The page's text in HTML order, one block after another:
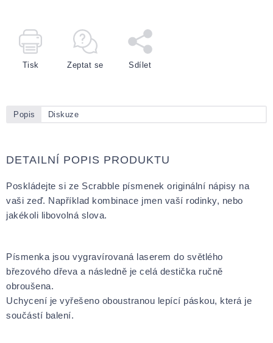
Tisk Zeptat se Sdílet
Popis Diskuze
DETAILNÍ POPIS PRODUKTU
Poskládejte si ze Scrabble písmenek originální nápisy na
vaši zeď. Například kombinace jmen vaší rodinky, nebo
jakékoli libovolná slova.
Písmenka jsou vygravírovaná laserem do světlého
březového dřeva a následně je celá destička ručně
obroušena.
Uchycení je vyřešeno oboustranou lepící páskou, která je
součástí balení.